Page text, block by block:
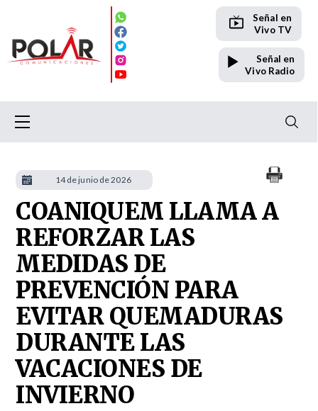
Señal en
Vivo TV
Señal en
Vivo Radio
COANIQUEM LLAMA A
REFORZAR LAS
MEDIDAS DE
PREVENCIÓN PARA
EVITAR QUEMADURAS
DURANTE LAS
VACACIONES DE
INVIERNO
14 de junio de 2026